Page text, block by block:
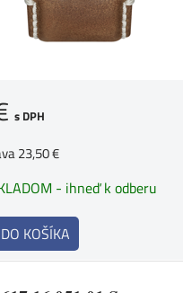
s DPH
23,50 €
- ihneď k odberu
KOŠÍKA